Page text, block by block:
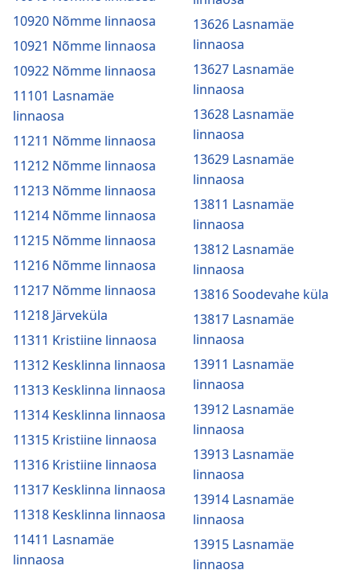
10920 Nõmme linnaosa
10921 Nõmme linnaosa
10922 Nõmme linnaosa
11101 Lasnamäe
linnaosa
11211 Nõmme linnaosa
11212 Nõmme linnaosa
11213 Nõmme linnaosa
11214 Nõmme linnaosa
11215 Nõmme linnaosa
11216 Nõmme linnaosa
11217 Nõmme linnaosa
11218 Järveküla
11311 Kristiine linnaosa
11312 Kesklinna linnaosa
11313 Kesklinna linnaosa
11314 Kesklinna linnaosa
11315 Kristiine linnaosa
11316 Kristiine linnaosa
11317 Kesklinna linnaosa
11318 Kesklinna linnaosa
11411 Lasnamäe
linnaosa
13626 Lasnamäe
linnaosa
13627 Lasnamäe
linnaosa
13628 Lasnamäe
linnaosa
13629 Lasnamäe
linnaosa
13811 Lasnamäe
linnaosa
13812 Lasnamäe
linnaosa
13816 Soodevahe küla
13817 Lasnamäe
linnaosa
13911 Lasnamäe
linnaosa
13912 Lasnamäe
linnaosa
13913 Lasnamäe
linnaosa
13914 Lasnamäe
linnaosa
13915 Lasnamäe
linnaosa